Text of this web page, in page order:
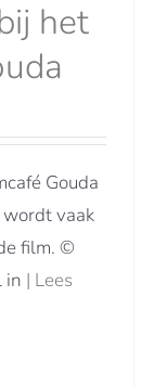
het
Gouda
vaak
film. ©
in | Lees